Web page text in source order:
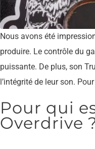
Nous avons été
produire. Le contrôle du
puissante. De plus, son
l’intégrité de leur son.
Pour qui
Overdrive